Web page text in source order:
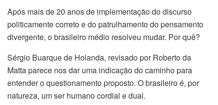
Após mais de 20 anos de implementação do discurso
politicamente correto e do patrulhamento do pensamento
divergente, o brasileiro médio resolveu mudar. Por quê?
Sérgio Buarque de Holanda, revisado por Roberto da
Matta parece nos dar uma indicação do caminho para
entender o questionamento proposto. O brasileiro é, por
natureza, um ser humano cordial e dual.